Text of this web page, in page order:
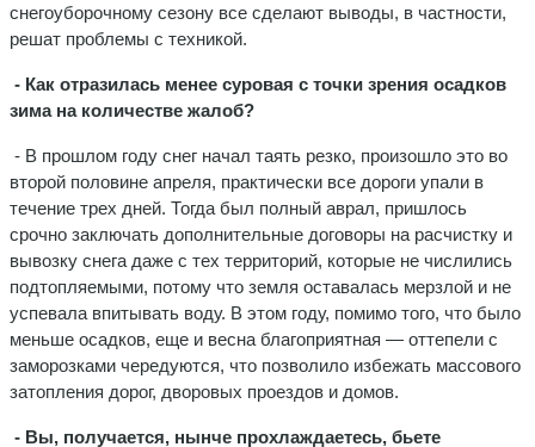
снегоуборочному сезону все сделают выводы, в частности,
решат проблемы с техникой.
- Как отразилась менее суровая с точки зрения осадков
зима на количестве жалоб?
- В прошлом году снег начал таять резко, произошло это во
второй половине апреля, практически все дороги упали в
течение трех дней. Тогда был полный аврал, пришлось
срочно заключать дополнительные договоры на расчистку и
вывозку снега даже с тех территорий, которые не числились
подтопляемыми, потому что земля оставалась мерзлой и не
успевала впитывать воду. В этом году, помимо того, что было
меньше осадков, еще и весна благоприятная — оттепели с
заморозками чередуются, что позволило избежать массового
затопления дорог, дворовых проездов и домов.
- Вы, получается, нынче прохлаждаетесь, бьете